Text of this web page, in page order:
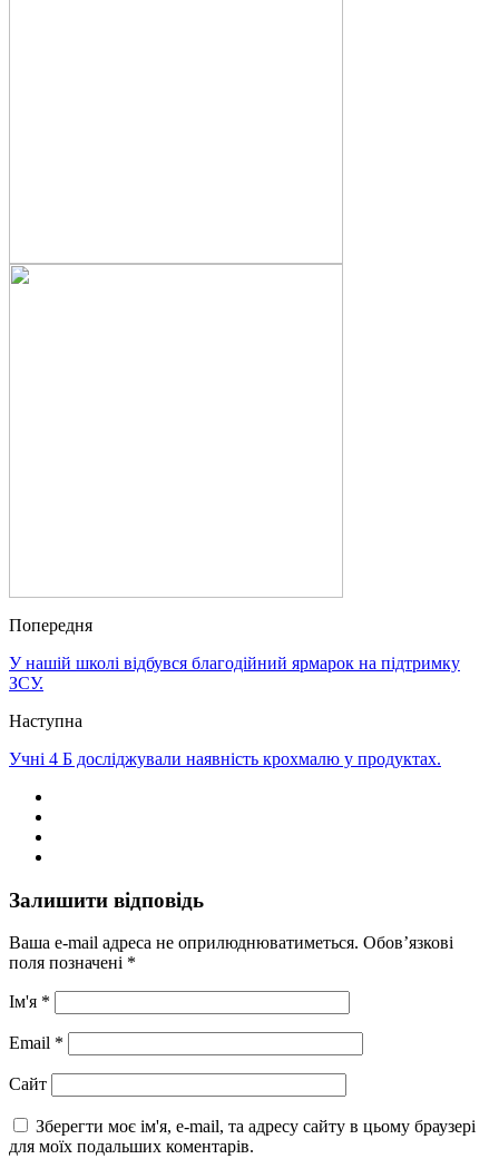
Попередня
У нашій школі відбувся благодійний ярмарок на підтримку
ЗСУ.
Наступна
Учні 4 Б досліджували наявність крохмалю у продуктах.
Залишити відповідь
Ваша e-mail адреса не оприлюднюватиметься. Обов’язкові
поля позначені *
Ім'я *
Email *
Сайт
Зберегти моє ім'я, e-mail, та адресу сайту в цьому браузері
для моїх подальших коментарів.